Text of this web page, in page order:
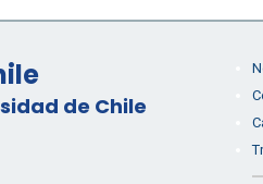
de Chile